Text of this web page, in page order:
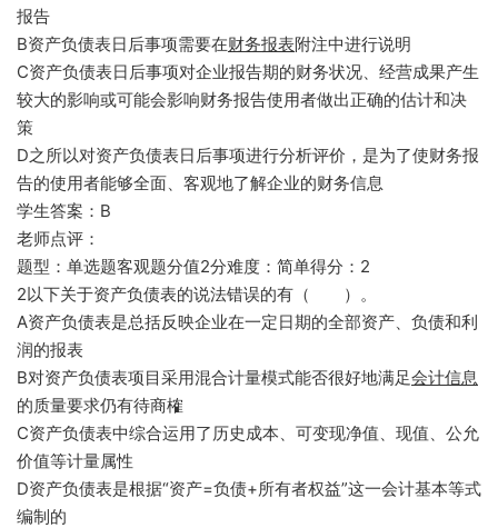
报告
B资产负债表日后事项需要在财务报表附注中进行说明
C资产负债表日后事项对企业报告期的财务状况、经营成果产生
较大的影响或可能会影响财务报告使用者做出正确的估计和决
策
D之所以对资产负债表日后事项进行分析评价，是为了使财务报
告的使用者能够全面、客观地了解企业的财务信息
学生答案：B
老师点评：
题型：单选题客观题分值2分难度：简单得分：2
2以下关于资产负债表的说法错误的有（ ）。
A资产负债表是总括反映企业在一定日期的全部资产、负债和利
润的报表
B对资产负债表项目采用混合计量模式能否很好地满足会计信息
的质量要求仍有待商榷
C资产负债表中综合运用了历史成本、可变现净值、现值、公允
价值等计量属性
D资产负债表是根据“资产=负债+所有者权益”这一会计基本等式
编制的